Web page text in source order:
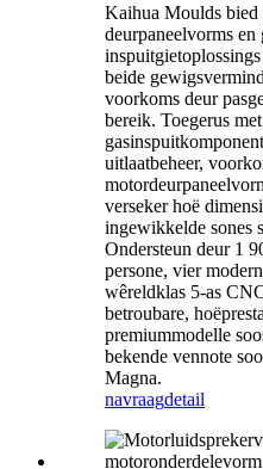
Kaihua Moulds bied
deurpaneelvorms en
beide
voorkoms deur
bereik. Toegerus
uitlaatbeheer,
verseker hoë
ingewikkelde sones
Ondersteun deur 1
persone, vier
wêreldklas 5-as
betroubare,
premiummodelle
bekende vennote
Magna.
navraagdetail